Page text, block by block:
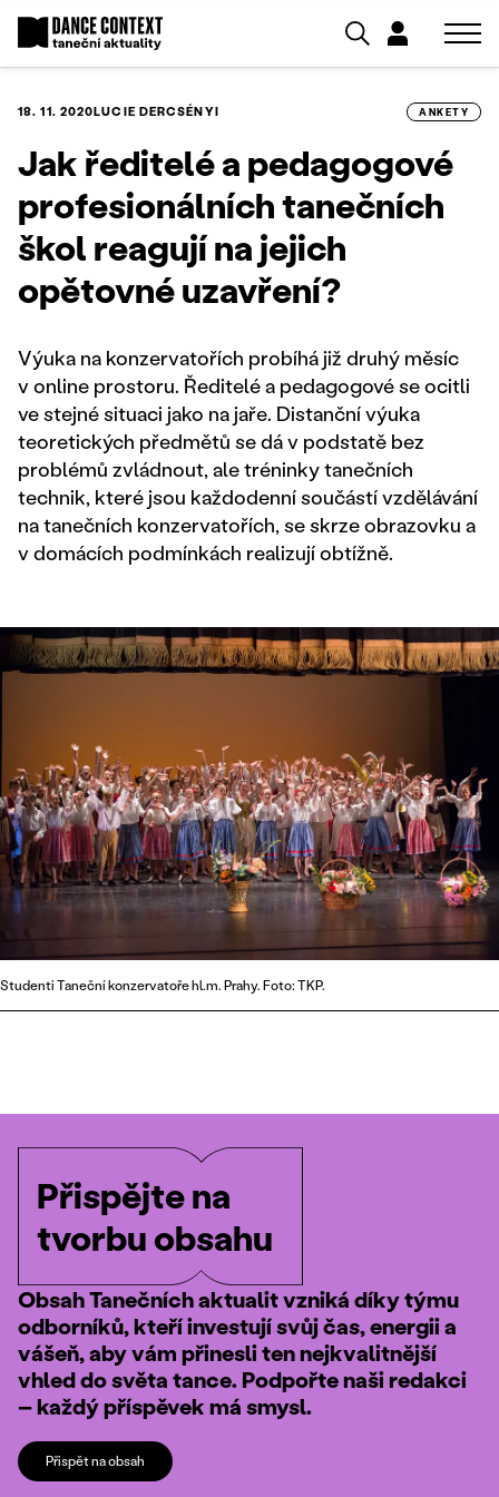
18. 11. 2020LUCIE DERCSÉNYI ANKETY
Jak ředitelé a pedagogové
profesionálních tanečních
škol reagují na jejich
opětovné uzavření?
Výuka na konzervatořích probíhá již druhý měsíc
v online prostoru. Ředitelé a pedagogové se ocitli
ve stejné situaci jako na jaře. Distanční výuka
teoretických předmětů se dá v podstatě bez
problémů zvládnout, ale tréninky tanečních
technik, které jsou každodenní součástí vzdělávání
na tanečních konzervatořích, se skrze obrazovku a
v domácích podmínkách realizují obtížně.
Studenti Taneční konzervatoře hl.m. Prahy. Foto: TKP.
Přispějte na
tvorbu obsahu
Obsah Tanečních aktualit vzniká díky týmu
odborníků, kteří investují svůj čas, energii a
vášeň, aby vám přinesli ten nejkvalitnější
vhled do světa tance. Podpořte naši redakci
– každý příspěvek má smysl.
Přispět na obsah